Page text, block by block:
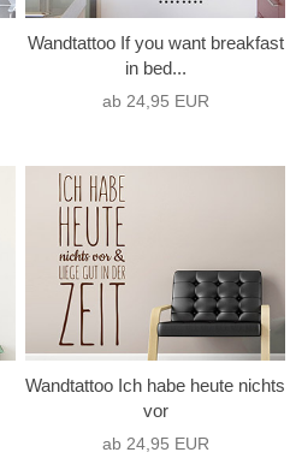
Wandtattoo If you want breakfast
in bed...
ab 24,95 EUR
Wandtattoo Ich habe heute nichts
vor
ab 24,95 EUR